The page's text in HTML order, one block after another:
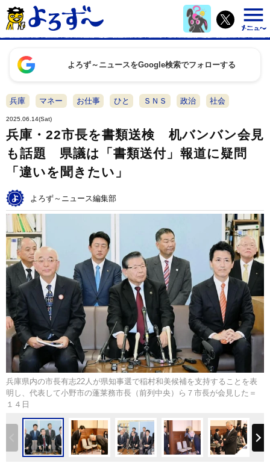
よろず～ニュースをGoogle検索でフォローする
兵庫 マネー お仕事 ひと ＳＮＳ 政治 社会
2025.06.14(Sat)
兵庫・22市長を書類送検 机バンバン会見
も話題 県議は「書類送付」報道に疑問
「違いを聞きたい」
よろず～ニュース編集部
兵庫県内の市長有志22人が県知事選で稲村和美候補を支持することを表
明し、代表して小野市の蓬莱務市長（前列中央）ら７市長が会見した＝
１４日